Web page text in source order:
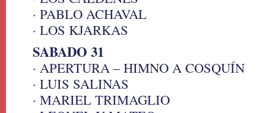
· PABLO ACHAVAL
· LOS KJARKAS
SABADO 31
· APERTURA – HIMNO A COSQUÍN
· LUIS SALINAS
· MARIEL TRIMAGLIO